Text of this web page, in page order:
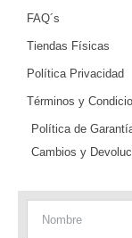
FAQ´s
Tiendas Físicas
Política Privacidad
Términos y
Política de
Cambios y